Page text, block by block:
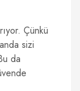
Çünkü
sizi
da